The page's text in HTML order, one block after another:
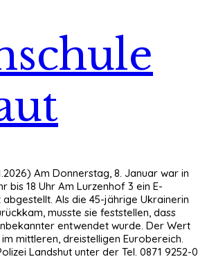
Am Donnerstag, 8. Januar war in
bis 18 Uhr Am Lurzenhof 3 ein E-
Als die 45-jährige Ukrainerin
musste sie feststellen, dass
entwendet wurde. Der Wert
mittleren, dreistelligen Eurobereich.
Landshut unter der Tel. 0871 9252-0